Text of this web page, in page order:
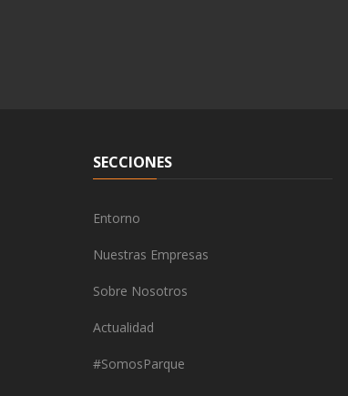
SECCIONES
Entorno
Nuestras Empresas
Sobre Nosotros
Actualidad
#SomosParque